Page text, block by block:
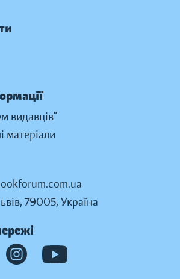
видавців”
матеріали
79005, Україна